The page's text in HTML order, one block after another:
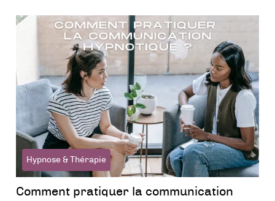
Hypnose & Thérapie
Comment pratiquer la communication